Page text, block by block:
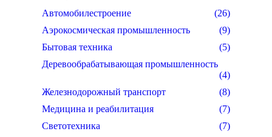
Автомобилестроение
(26)
Аэрокосмическая промышленность
(9)
Бытовая техника
(5)
Деревообрабатывающая промышленность
(4)
Железнодорожный транспорт
(8)
Медицина и реабилитация
(7)
Светотехника
(7)